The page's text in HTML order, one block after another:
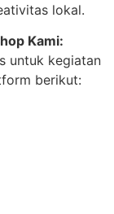
lokal.
Kami:
untuk kegiatan
berikut: